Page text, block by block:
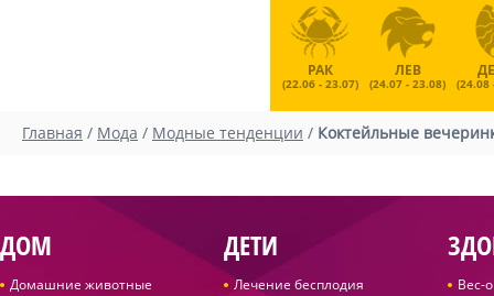
РАК
(22.06 - 23.07)
ЛЕВ
(24.07 - 23.08) (24.08
Главная / Мода / Модные тенденции / Коктейльные
ДОМ
Домашние животные
ДЕТИ
Лечение бесплодия
Вес-